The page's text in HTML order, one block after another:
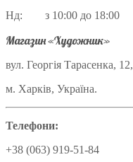
Нд: з 10:00 до 18:00
Магазин «Художник»
вул. Георгія Тарасенка, 12,
м. Харків, Україна.
Телефони:
+38 (063) 919-51-84